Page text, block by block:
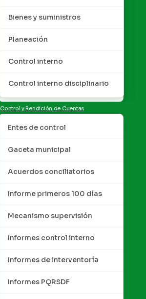
Bienes y suministros
Planeación
Control interno
Control interno disciplinario
Control y Rendición de Cuentas
Entes de control
Gaceta municipal
Acuerdos conciliatorios
Informe primeros 100 días
Mecanismo supervisión
Informes control interno
Informes de interventoría
Informes PQRSDF